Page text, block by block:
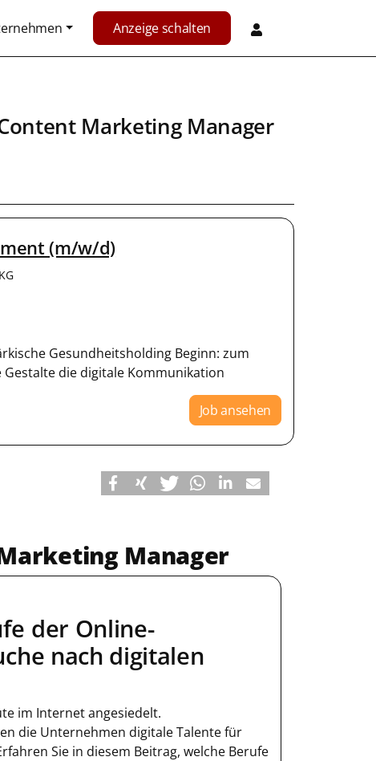
Anzeige schalten
Marketing Manager
(m/w/d)
Gesundheitsholding Beginn: zum
die digitale Kommunikation
Job ansehen
Manager
der Online-
nach digitalen
im Internet angesiedelt.
die Unternehmen digitale Talente für
Sie in diesem Beitrag, welche Berufe